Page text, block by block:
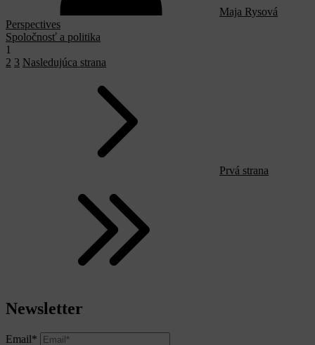
Maja Rysová
Perspectives
Spoločnosť a politika
1
2 3 Nasledujúca strana
Prvá strana
Newsletter
Email*